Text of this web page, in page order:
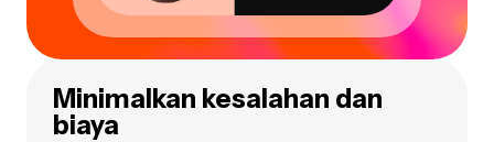
Minimalkan kesalahan dan
biaya